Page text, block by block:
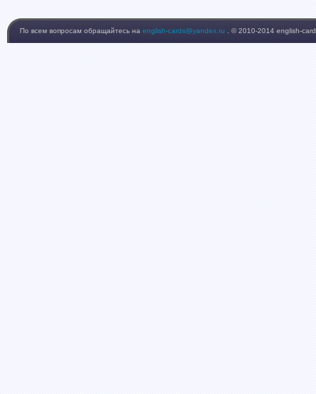
По всем вопросам обращайтесь на english-cards@yandex.ru . © 2010-2014 english-